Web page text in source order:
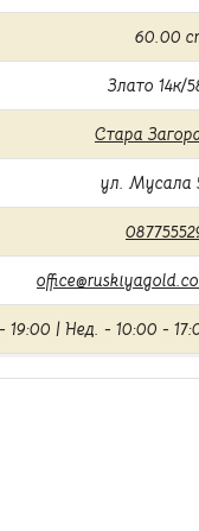
60.00
Злато 14к/
Стара
ул. Мусала
| Нед. - 10:00 -